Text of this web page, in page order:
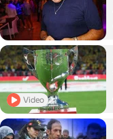
Video